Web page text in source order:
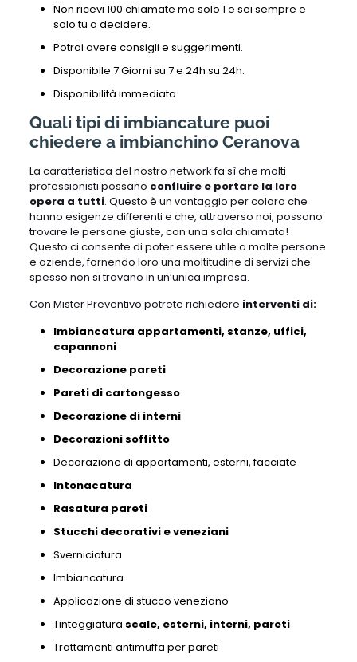
Non ricevi 100 chiamate ma solo 1 e sei sempre e
solo tu a decidere.
Potrai avere consigli e suggerimenti.
Disponibile 7 Giorni su 7 e 24h su 24h.
Disponibilità immediata.
Quali tipi di imbiancature puoi
chiedere a imbianchino Ceranova
La caratteristica del nostro network fa sì che molti
professionisti possano confluire e portare la loro
opera a tutti. Questo è un vantaggio per coloro che
hanno esigenze differenti e che, attraverso noi, possono
trovare le persone giuste, con una sola chiamata!
Questo ci consente di poter essere utile a molte persone
e aziende, fornendo loro una moltitudine di servizi che
spesso non si trovano in un’unica impresa.
Con Mister Preventivo potrete richiedere interventi di:
Imbiancatura appartamenti, stanze, uffici,
capannoni
Decorazione pareti
Pareti di cartongesso
Decorazione di interni
Decorazioni soffitto
Decorazione di appartamenti, esterni,facciate
Intonacatura
Rasatura pareti
Stucchi decorativi eveneziani
Sverniciatura
Imbiancatura
Applicazione di stucco veneziano
Tinteggiatura scale, esterni, interni, pareti
Trattamenti antimuffa per pareti